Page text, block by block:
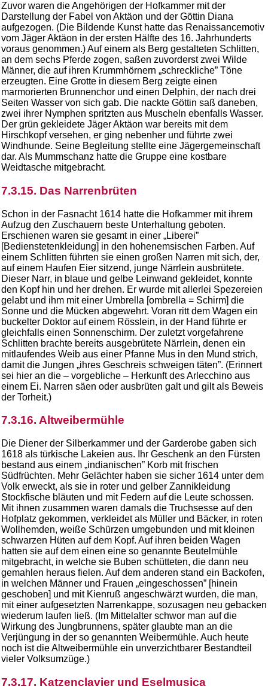
Zuvor waren die Angehörigen der Hofkammer mit der
Darstellung der Fabel von Aktäon und der Göttin Diana
aufgezogen. (Die Bildende Kunst hatte das Renaissancemotiv
vom Jäger Aktäon in der ersten Hälfte des 16. Jahrhunderts
voraus genommen.) Auf einem als Berg gestalteten Schlitten,
an dem sechs Pferde zogen, saßen zuvorderst zwei Wilde
Männer, die auf ihren Krummhörnern „schreckliche” Töne
erzeugten. Eine Grotte in diesem Berg zeigte einen
marmorierten Brunnenchor und einen Delphin, der nach drei
Seiten Wasser von sich gab. Die nackte Göttin saß daneben,
zwei ihrer Nymphen spritzten aus Muscheln ebenfalls Wasser.
Der grün gekleidete Jäger Aktäon war bereits mit dem
Hirschkopf versehen, er ging nebenher und führte zwei
Windhunde. Seine Begleitung stellte eine Jägergemeinschaft
dar. Als Mummschanz hatte die Gruppe eine kostbare
Weidtasche mitgebracht.
7.3.15. Das Narrenbrüten
Schon in der Fasnacht 1614 hatte die Hofkammer mit ihrem
Aufzug den Zuschauern beste Unterhaltung geboten.
Erschienen waren sie gesamt in einer „Liberei”
[Bedienstetenkleidung] in den hohenemsischen Farben. Auf
einem Schlitten führten sie einen großen Narren mit sich, der,
auf einem Haufen Eier sitzend, junge Närrlein ausbrütete.
Dieser Narr, in blaue und gelbe Leinwand gekleidet, konnte
den Kopf hin und her drehen. Er wurde mit allerlei Spezereien
gelabt und ihm mit einer Umbrella [ombrella = Schirm] die
Sonne und die Mücken abgewehrt. Voran ritt dem Wagen ein
buckelter Doktor auf einem Rösslein, in der Hand führte er
gleichfalls einen Sonnenschirm. Der zuletzt vorgefahrene
Schlitten brachte bereits ausgebrütete Närrlein, denen ein
mitlaufendes Weib aus einer Pfanne Mus in den Mund strich,
damit die Jungen „ihres Geschreis schweigen täten”. (Erinnert
sei hier an die – vorgebliche – Herkunft des Arlecchino aus
einem Ei. Narren säen oder ausbrüten galt und gilt als Beweis
der Torheit.)
7.3.16. Altweibermühle
Die Diener der Silberkammer und der Garderobe gaben sich
1618 als türkische Lakeien aus. Ihr Geschenk an den Fürsten
bestand aus einem „indianischen” Korb mit frischen
Südfrüchten. Mehr Gelächter haben sie sicher 1614 unter dem
Volk erweckt, als sie in roter und gelber Zannikleidung
Stockfische bläuten und mit Federn auf die Leute schossen.
Mit ihnen zusammen waren damals die Truchsesse auf den
Hofplatz gekommen, verkleidet als Müller und Bäcker, in roten
Wollhemden, weiße Schürzen umgebunden und mit kleinen
schwarzen Hüten auf dem Kopf. Auf ihren beiden Wagen
hatten sie auf dem einen eine so genannte Beutelmühle
mitgebracht, in welche sie Buben schütteten, die dann neu
gemahlen heraus fielen. Auf dem anderen stand ein Backofen,
in welchen Männer und Frauen „eingeschossen” [hinein
geschoben] und mit Kienruß angeschwärzt wurden, die man,
mit einer aufgesetzten Narrenkappe, sozusagen neu gebacken
wiederum laufen ließ. (Im Mittelalter schwor man auf die
Wirkung des Jungbrunnens, später glaubte man an die
Verjüngung in der so genannten Weibermühle. Auch heute
noch ist die Altweibermühle ein unverzichtbarer Bestandteil
vieler Volksumzüge.)
7.3.17. Katzenclavier und Eselmusica